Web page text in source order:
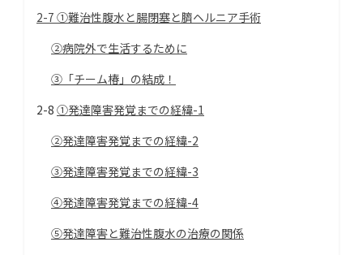
2-7 ①難治性腹水と腸閉塞と臍ヘルニア手術
②病院外で生活するために
③「チーム椿」の結成！
2-8 ①発達障害発覚までの経緯-1
②発達障害発覚までの経緯-2
③発達障害発覚までの経緯-3
④発達障害発覚までの経緯-4
⑤発達障害と難治性腹水の治療の関係